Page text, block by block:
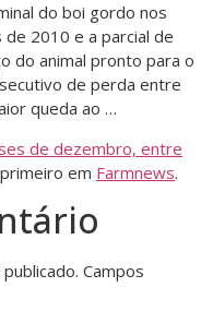
do boi gordo nos
2010 e a parcial de
do animal pronto para o
de perda entre
queda ao …
de dezembro, entre
em Farmnews.
Campos